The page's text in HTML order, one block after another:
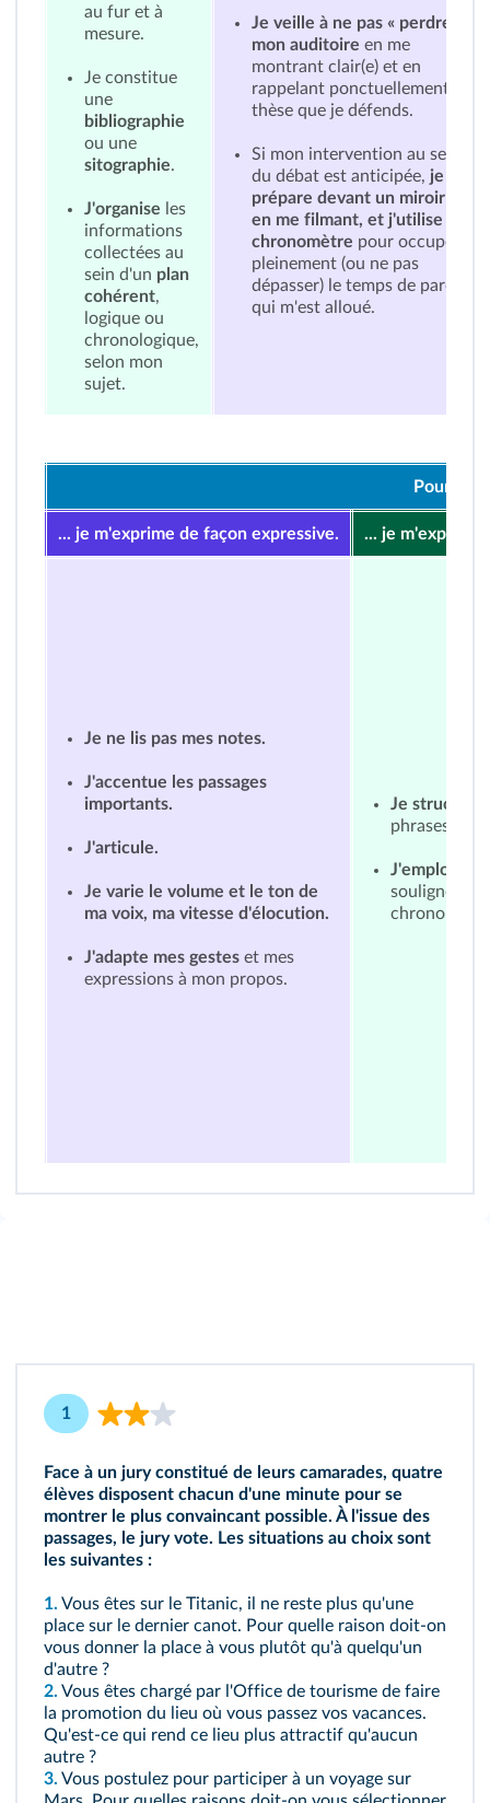
au fur et à
mesure.
Je constitue
une
bibliographie
ou une
sitographie.
J'organise les
informations
collectées au
sein d'un plan
cohérent,
logique ou
chronologique,
selon mon
sujet.
Je veille à ne pas « perdre »
mon auditoire en me
montrant clair(e) et en
rappelant ponctuellement la
thèse que je défends.
Si mon intervention au sein
du débat est anticipée, je la
prépare devant un miroir ou
en me filmant, et j'utilise un
chronomètre pour occuper
pleinement (ou ne pas
dépasser) le temps de parole
qui m'est alloué.
Pour
... je m'exprime de façon expressive. ... je m'exprime
Je ne lis pas mes notes.
J'accentue les passages
importants.
J'articule.
Je varie le volume et le ton de
ma voix, ma vitesse d'élocution.
J'adapte mes gestes et mes
expressions à mon propos.
Je structure
phrases qui
J'emploie
souligner la
1
Face à un jury constitué de leurs camarades, quatre
élèves disposent chacun d'une minute pour se
montrer le plus convaincant possible. À l'issue des
passages, le jury vote. Les situations au choix sont
les suivantes :
1. Vous êtes sur le Titanic, il ne reste plus qu'une
place sur le dernier canot. Pour quelle raison doit-on
vous donner la place à vous plutôt qu'à quelqu'un
d'autre ?
2. Vous êtes chargé par l'Office de tourisme de faire
la promotion du lieu où vous passez vos vacances.
Qu'est-ce qui rend ce lieu plus attractif qu'aucun
autre ?
3. Vous postulez pour participer à un voyage sur